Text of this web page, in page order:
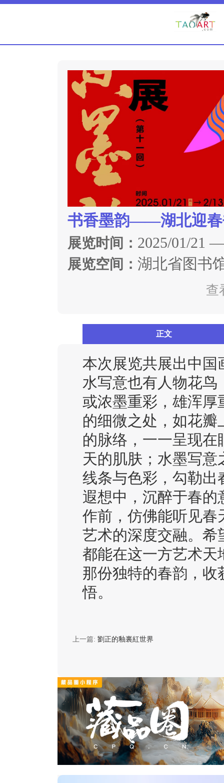
书香墨韵——湖北迎春
展览时间： 2025/01/21
展览空间： 湖北省图书
查
正文
本次展览共展出中国
水写意也有人物花鸟
或浓墨重彩，雄浑厚
的细微之处，如花
的脉络，一一呈现
天的肌肤；水墨写
线条与色彩，勾勒出
遐想中，沉醉于春的
作前，仿佛能听见春
艺术的深度交融。希
都能在这一方艺术天
那份独特的春韵，收
悟。
上一篇: 劉正的釉裏紅世界